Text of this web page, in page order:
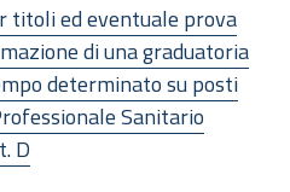
titoli ed eventuale prova
di una graduatoria
determinato su posti
Sanitario
D